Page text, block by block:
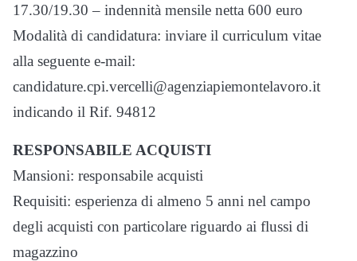
17.30/19.30 – indennità mensile netta 600 euro
Modalità di candidatura: inviare il curriculum vitae
alla seguente e-mail:
candidature.cpi.vercelli@agenziapiemontelavoro.it
indicando il Rif. 94812
RESPONSABILE ACQUISTI
Mansioni: responsabile acquisti
Requisiti: esperienza di almeno 5 anni nel campo
degli acquisti con particolare riguardo ai flussi di
magazzino